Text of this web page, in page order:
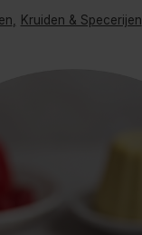
Kruiden & Specerijen